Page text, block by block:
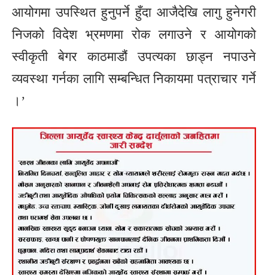
आयोगमा उपस्थित हुनुपर्ने हुँदा आजैदेखि लागु हुनेगरी
निजको विदेश भ्रमणमा रोक लगाउने र आयोगको
स्वीकृती बेगर काठमाडौं उपत्यका छाड्न नपाउने
व्यवस्था गर्नका लागि सम्बन्धित निकायमा पत्राचार गर्ने
।’